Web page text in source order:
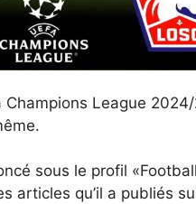
Champions League
sous le profil
articles qu’il a publiés